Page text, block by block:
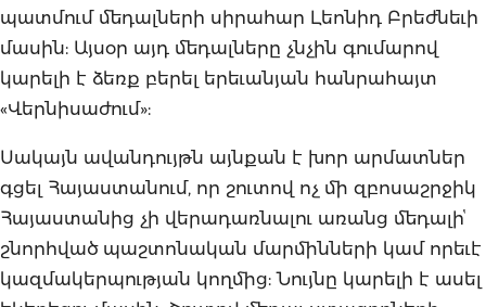
պատմում մեդալների սիրահար Լեոնիդ Բրեժնեւի
մասին: Այսօր այդ մեդալները չնչին գումարով
կարելի է ձեռք բերել երեւանյան հանրահայտ
«Վերնիսաժում»:
Սակայն ավանդույթն այնքան է խոր արմատներ
գցել Հայաստանում, որ շուտով ոչ մի զբոսաշրջիկ
Հայաստանից չի վերադառնալու առանց մեդալիՙ
շնորհված պաշտոնական մարմինների կամ որեւէ
կազմակերպության կողմից: Նույնը կարելի է ասել